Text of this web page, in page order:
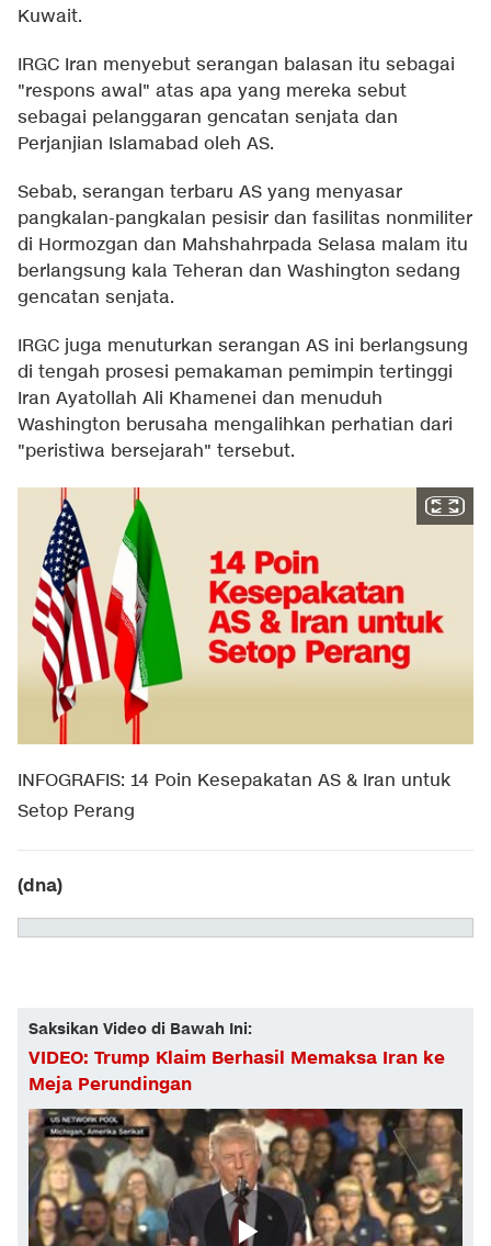
Kuwait.
IRGC Iran menyebut serangan balasan itu sebagai
"respons awal" atas apa yang mereka sebut
sebagai pelanggaran gencatan senjata dan
Perjanjian Islamabad oleh AS.
Sebab, serangan terbaru AS yang menyasar
pangkalan-pangkalan pesisir dan fasilitas nonmiliter
di Hormozgan dan Mahshahrpada Selasa malam itu
berlangsung kala Teheran dan Washington sedang
gencatan senjata.
IRGC juga menuturkan serangan AS ini berlangsung
di tengah prosesi pemakaman pemimpin tertinggi
Iran Ayatollah Ali Khamenei dan menuduh
Washington berusaha mengalihkan perhatian dari
"peristiwa bersejarah" tersebut.
INFOGRAFIS: 14 Poin Kesepakatan AS & Iran untuk
Setop Perang
(dna)
Saksikan Video di Bawah Ini:
VIDEO: Trump Klaim Berhasil Memaksa Iran ke
Meja Perundingan